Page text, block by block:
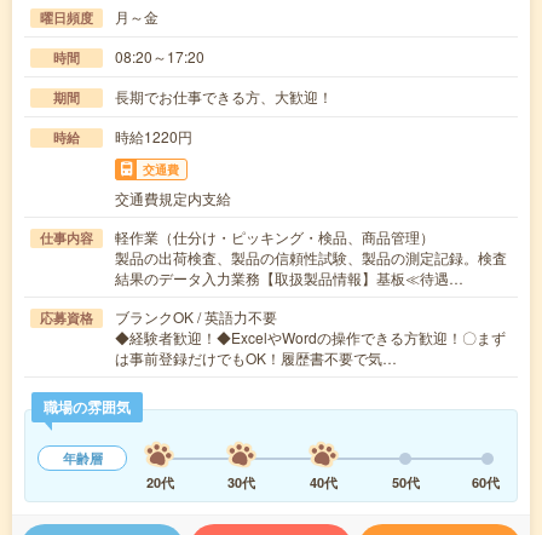
曜日頻度 月～金
時間 08:20～17:20
期間 長期でお仕事できる方、大歓迎！
時給 時給1220円
交通費
交通費規定内支給
仕事内容
軽作業（仕分け・ピッキング・検品、商品管理）
製品の出荷検査、製品の信頼性試験、製品の測定記録。検査
結果のデータ入力業務【取扱製品情報】基板≪待遇…
応募資格
ブランクOK / 英語力不要
◆経験者歓迎！◆ExcelやWordの操作できる方歓迎！〇まず
は事前登録だけでもOK！履歴書不要で気…
職場の雰囲気
年齢層
20代
30代 40代 50代 60代